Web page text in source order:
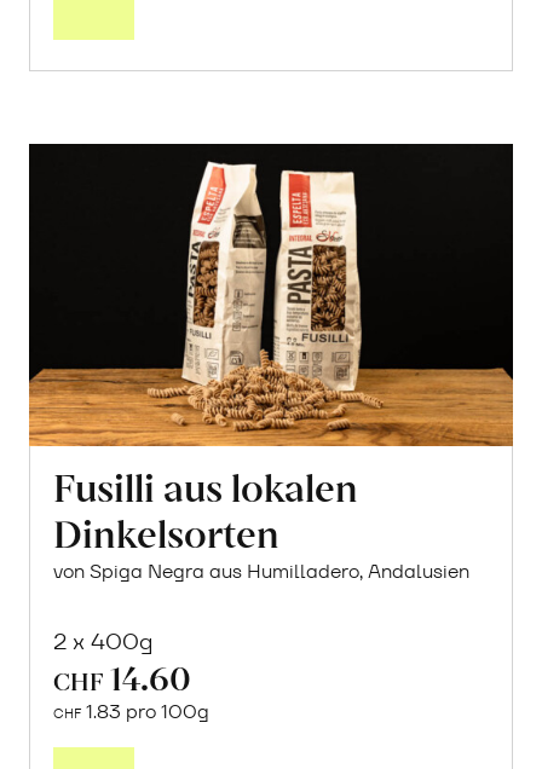
Fusilli aus lokalen
Dinkelsorten
von Spiga Negra aus Humilladero, Andalusien
2 x 400g
CHF 14.60
CHF 1.83 pro 100g